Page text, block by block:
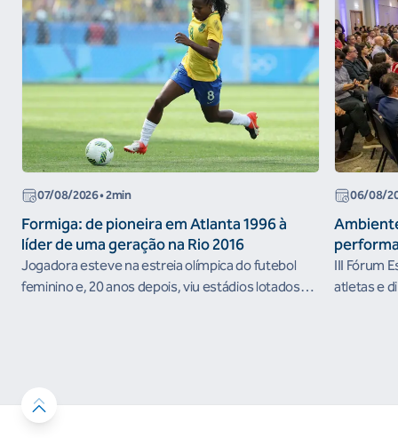
07/08/2026• 2min
Formiga: de pioneira em Atlanta 1996 à
líder de uma geração na Rio 2016
Jogadora esteve na estreia olímpica do futebol
feminino e, 20 anos depois, viu estádios lotados
06/08/
III Fórum
atletas e